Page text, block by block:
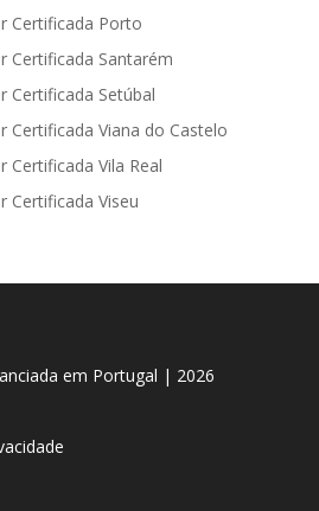
Certificada Porto
Certificada Santarém
Certificada Setúbal
Certificada Viana do Castelo
Certificada Vila Real
Certificada Viseu
em Portugal | 2026